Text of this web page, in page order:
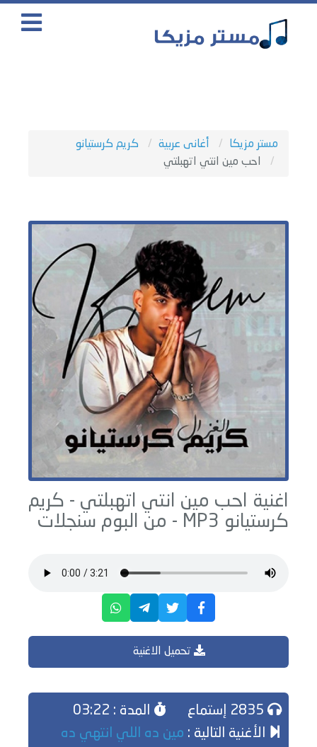
مستر مزيكا أغانى عربية
كريم كرستيانو
احب مين انتي اتهبلتي
اغنية احب مين انتي اتهبلتي - كريم
كرستيانو
سنجلات
تحميل الاغنية
المدة : 03:22
الأغنية التالية : مين ده اللي انتهي ده